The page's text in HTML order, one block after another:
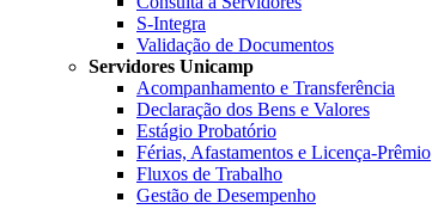
S-Integra
Validação de Documentos
Servidores Unicamp
Acompanhamento e Transferência
Declaração dos Bens e Valores
Estágio Probatório
Férias, Afastamentos e Licença-Prêmio
Fluxos de Trabalho
Gestão de Desempenho